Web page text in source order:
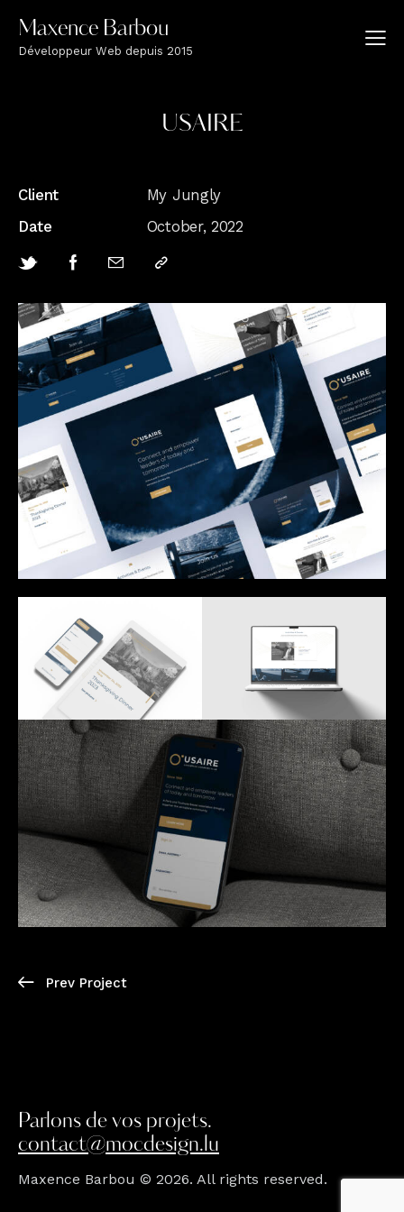
Maxence Barbou
Développeur Web depuis 2015
USAIRE
Client
My Jungly
Date
October, 2022
Prev Project
Parlons de vos projets.
contact@mocdesign.lu
Maxence Barbou © 2026. All rights reserved.